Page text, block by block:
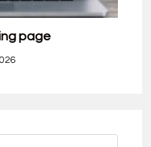
page